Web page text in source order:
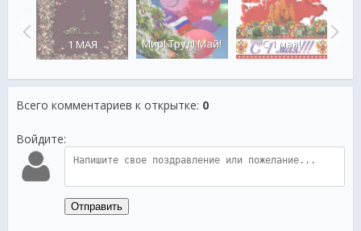
1 МАЯ Мир! Труд! Май! С 1 мая!
Всего комментариев к открытке: 0
Войдите:
Отправить